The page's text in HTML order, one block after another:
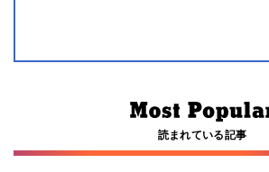
読まれている記事